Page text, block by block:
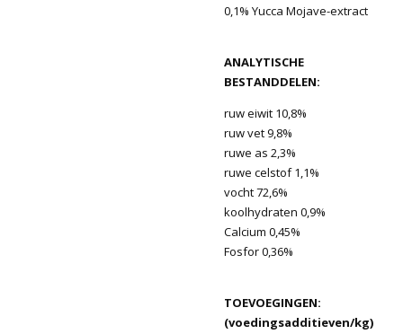
0,1% Yucca Mojave-extract
ANALYTISCHE
BESTANDDELEN:
ruw eiwit 10,8%
ruw vet 9,8%
ruwe as 2,3%
ruwe celstof 1,1%
vocht 72,6%
koolhydraten 0,9%
Calcium 0,45%
Fosfor 0,36%
TOEVOEGINGEN:
(voedingsadditieven/kg)